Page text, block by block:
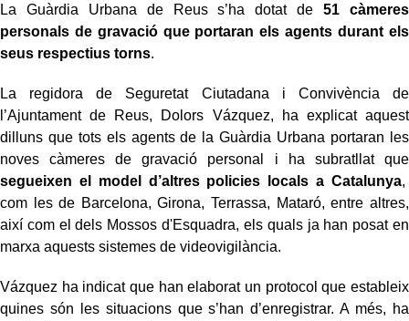
La Guàrdia Urbana de Reus s’ha dotat de51 càmeres
personals de gravació que portaran els agents durant els
seus respectius torns.
La regidora de Seguretat Ciutadana i Convivència de
l’Ajuntament de Reus, Dolors Vázquez, ha explicat aquest
dilluns que tots els agents de la Guàrdia Urbana portaran les
noves càmeres de gravació personal i ha subratllat que
segueixen el model d’altres policies locals a Catalunya,
com les de Barcelona, Girona, Terrassa, Mataró, entre altres,
així com el dels Mossos d'Esquadra, els quals ja han posat en
marxa aquests sistemes de videovigilància.
Vázquez ha indicat que han elaborat un protocol que estableix
quines són les situacions que s’han d’enregistrar. A més, ha